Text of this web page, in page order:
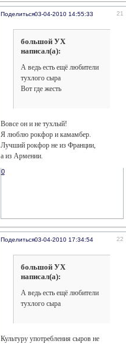
Поделиться 21
03-04-2010 14:55:33
большой УХ
написал(а):
А ведь есть ещё любители
тухлого сыра
Вот где жесть
Вовсе он и не тухлый!
Я люблю рокфор и камамбер.
Лучший рокфор не из Франции,
а из Армении.
0
Поделиться 22
03-04-2010 17:34:54
большой УХ
написал(а):
А ведь есть ещё любители
тухлого сыра
Культуру употребления сыров не